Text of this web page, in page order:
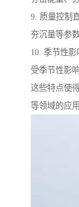
9. 质量控制
夯沉量等参
10. 季节性
受季节性影
这些特点使
等领域的应用